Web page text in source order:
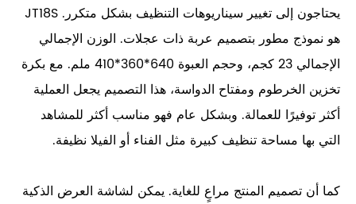
يحتاجون إلى تغيير سيناريوهات التنظيف بشكل متكرر. JT18S
هو نموذج مطور بتصميم عربة ذات عجلات. الوزن الإجمالي
الإجمالي 23 كجم، وحجم العبوة 640*360*410 ملم. مع بكرة
تخزين الخرطوم ومفتاح الدواسة، هذا التصميم يجعل العملية
أكثر توفيرًا للعمالة. وبشكل عام فهو مناسب أكثر للمشاهد
التي بها مساحة تنظيف كبيرة مثل الفناء أو الفيلا نظيفة.
كما أن تصميم المنتج مراعٍ للغاية. يمكن لشاشة العرض الذكية